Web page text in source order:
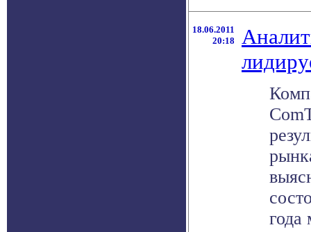
18.06.2011
20:18